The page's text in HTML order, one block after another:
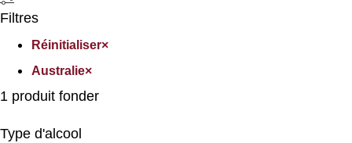
Filtres
Réinitialiser×
Australie×
1 produit fonder
Type d'alcool